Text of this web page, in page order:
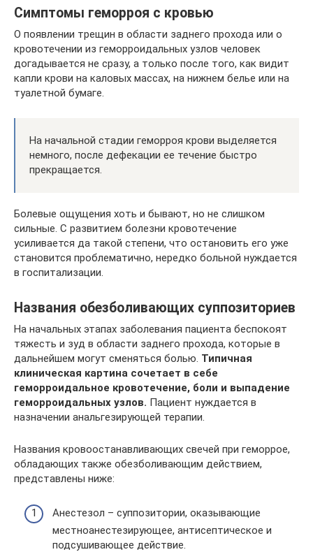
Симптомы геморроя с кровью
О появлении трещин в области заднего прохода или о
кровотечении из геморроидальных узлов человек
догадывается не сразу, а только после того, как видит
капли крови на каловых массах, на нижнем белье или на
туалетной бумаге.
На начальной стадии геморроя крови выделяется
немного, после дефекации ее течение быстро
прекращается.
Болевые ощущения хоть и бывают, но не слишком
сильные. С развитием болезни кровотечение
усиливается да такой степени, что остановить его уже
становится проблематично, нередко больной нуждается
в госпитализации.
Названия обезболивающих суппозиториев
На начальных этапах заболевания пациента беспокоят
тяжесть и зуд в области заднего прохода, которые в
дальнейшем могут сменяться болью. Типичная
клиническая картина сочетает в себе
геморроидальное кровотечение, боли и выпадение
геморроидальных узлов. Пациент нуждается в
назначении анальгезирующей терапии.
Названия кровоостанавливающих свечей при геморрое,
обладающих также обезболивающим действием,
представлены ниже:
Анестезол – суппозитории, оказывающие
местноанестезирующее, антисептическое и
подсушивающее действие.